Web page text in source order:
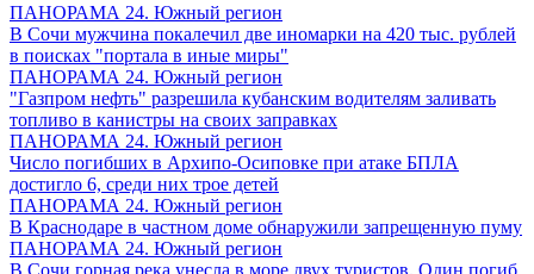
ПАНОРАМА 24. Южный регион
В Сочи мужчина покалечил две иномарки на 420 тыс. рублей
в поисках "портала в иные миры"
ПАНОРАМА 24. Южный регион
"Газпром нефть" разрешила кубанским водителям заливать
топливо в канистры на своих заправках
ПАНОРАМА 24. Южный регион
Число погибших в Архипо-Осиповке при атаке БПЛА
достигло 6, среди них трое детей
ПАНОРАМА 24. Южный регион
В Краснодаре в частном доме обнаружили запрещенную пуму
ПАНОРАМА 24. Южный регион
В Сочи горная река унесла в море двух туристов. Один погиб